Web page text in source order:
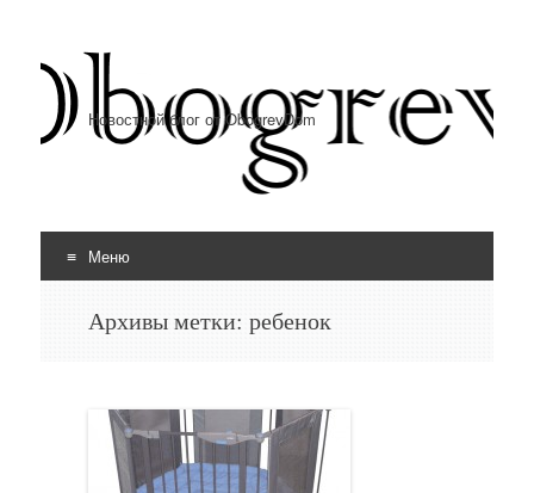
Новостной блог от ObogrevDom
Меню
Архивы метки: ребенок